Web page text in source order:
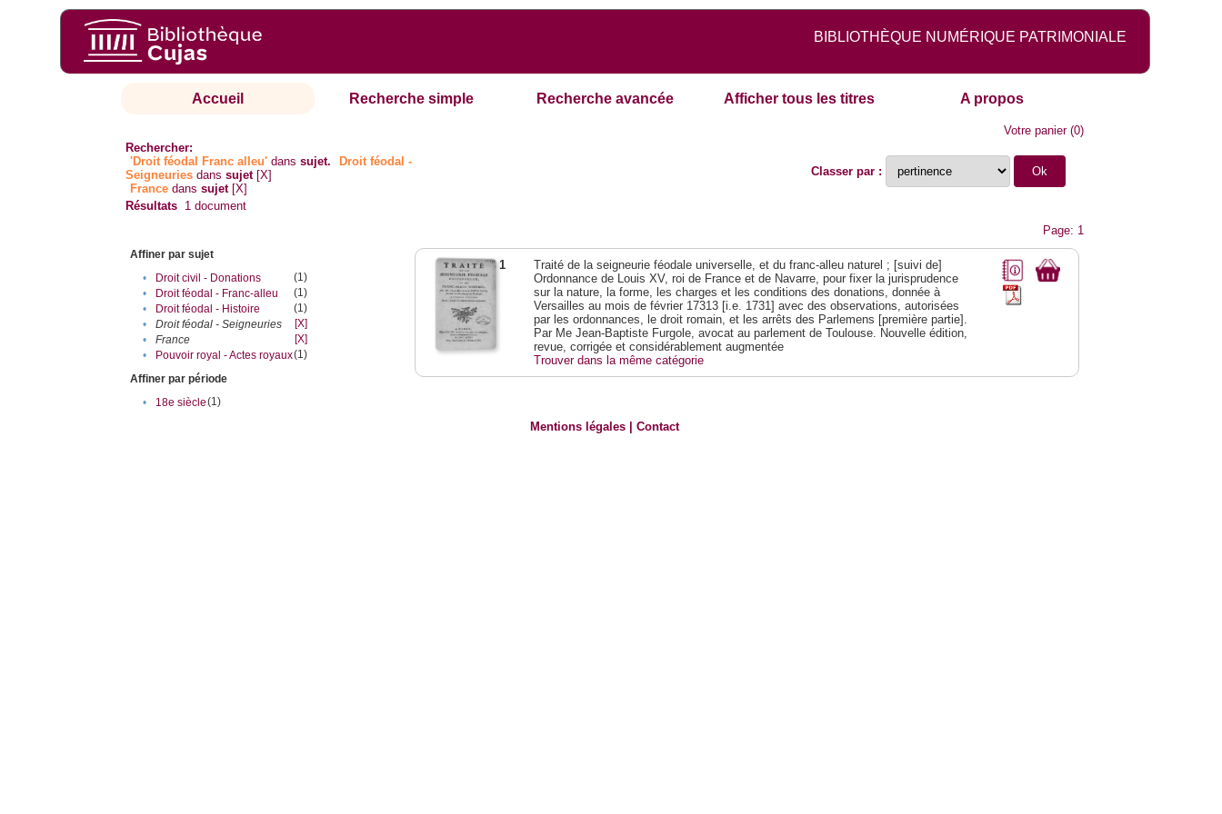
BIBLIOTHÈQUE NUMÉRIQUE PATRIMONIALE
Accueil Recherche simple Recherche avancée Afficher tous les titres A propos
Votre panier(0)
Rechercher:
'Droit féodal Franc alleu' danssujet.
Droit féodal -
Seigneuries danssujet [X]
France danssujet [X]
Classer par :
Résultats 1 document
Page: 1
Affiner par sujet
•
Droit civil - Donations
(1)
•
Droit féodal - Franc-alleu‎
(1)
•
Droit féodal - Histoire
(1)
•
Droit féodal - Seigneuries
[X]
•
France
[X]
•
Pouvoir royal - Actes royaux(1)
Affiner par période
•
18e siècle(1)
1
Traité de la seigneurie féodale universelle, et du franc-alleu naturel ; [suivi de]
Ordonnance de Louis XV, roi de France et de Navarre, pour fixer la jurisprudence
sur la nature, la forme, les charges et les conditions des donations, donnée à
Versailles au mois de février 17313 [i.e. 1731] avec des observations, autorisées
par les ordonnances, le droit romain, et les arrêts des Parlemens [première partie].
Par Me Jean-Baptiste Furgole, avocat au parlement de Toulouse. Nouvelle édition,
revue, corrigée et considérablement augmentée
Trouver dans la même catégorie
Mentions légales |Contact